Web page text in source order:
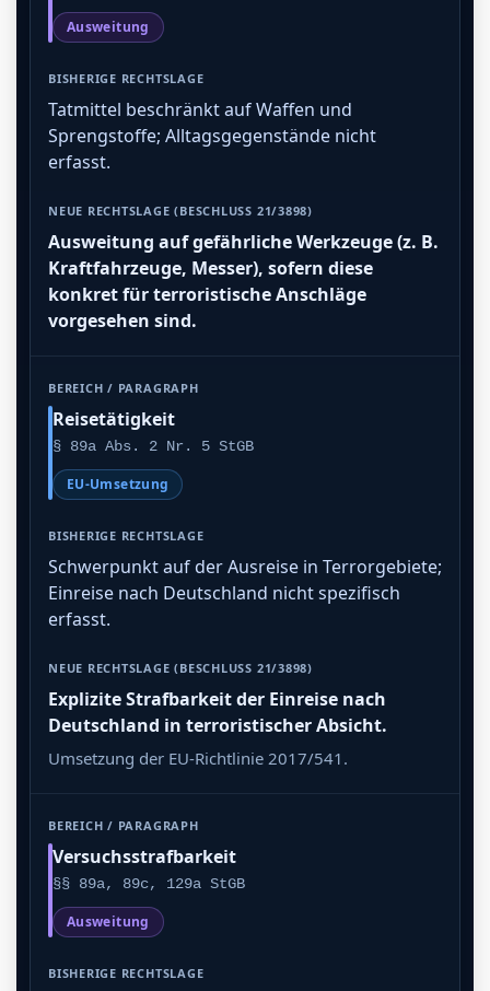
Ausweitung
Tatmittel beschränkt auf Waffen und
Sprengstoffe; Alltagsgegenstände nicht
erfasst.
Ausweitung auf gefährliche Werkzeuge (z. B.
Kraftfahrzeuge, Messer), sofern diese
konkret für terroristische Anschläge
vorgesehen sind.
Reisetätigkeit
§ 89a Abs. 2 Nr. 5 StGB
EU-Umsetzung
Schwerpunkt auf der Ausreise in Terrorgebiete;
Einreise nach Deutschland nicht spezifisch
erfasst.
Explizite Strafbarkeit der Einreise nach
Deutschland in terroristischer Absicht.
Umsetzung der EU-Richtlinie 2017/541.
Versuchsstrafbarkeit
§§ 89a, 89c, 129a StGB
Ausweitung